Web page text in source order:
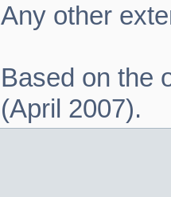
Any other
Based on the
(April 2007).